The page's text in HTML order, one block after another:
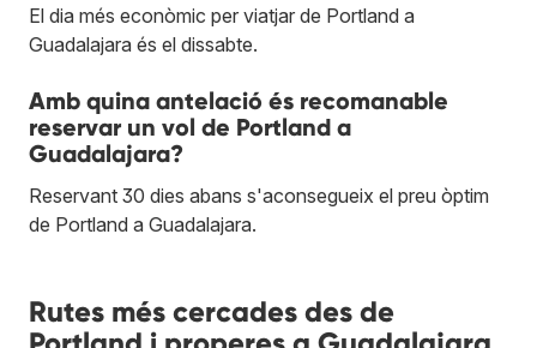
El dia més econòmic per viatjar de Portland a
Guadalajara és el dissabte.
Amb quina antelació és recomanable
reservar un vol de Portland a
Guadalajara?
Reservant 30 dies abans s'aconsegueix el preu òptim
de Portland a Guadalajara.
Rutes més cercades des de